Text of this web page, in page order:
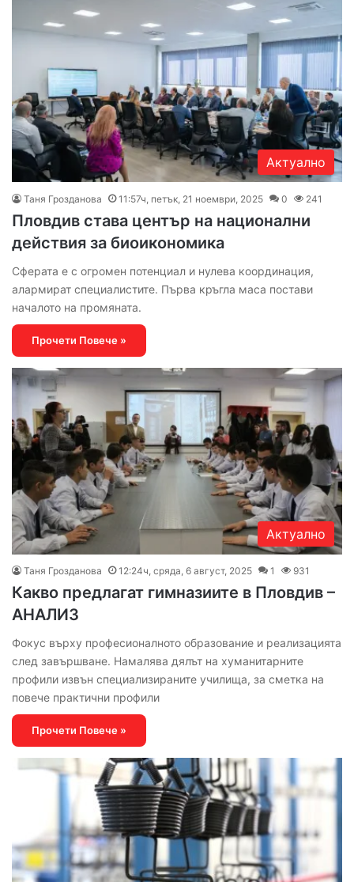
Актуално
Таня Грозданова 11:57ч, петък, 21 ноември, 2025 0 241
Пловдив става център на национални
действия за биоикономика
Сферата е с огромен потенциал и нулева координация,
алармират специалистите. Първа кръгла маса постави
началото на промяната.
Прочети Повече »
Актуално
Таня Грозданова 12:24ч, сряда, 6 август, 2025 1 931
Какво предлагат гимназиите в Пловдив –
АНАЛИЗ
Фокус върху професионалното образование и реализацията
след завършване. Намалява дялът на хуманитарните
профили извън специализираните училища, за сметка на
повече практични профили
Прочети Повече »